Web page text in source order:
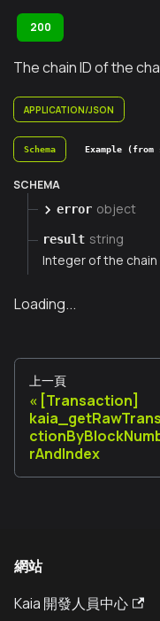
200
The chain ID of the
APPLICATION/JSON
Schema Example (from
SCHEMA
error object
result string
Integer of the chain
Loading...
上一頁
[Transaction]
rAndIndex
網站
Kaia 開發人員中心